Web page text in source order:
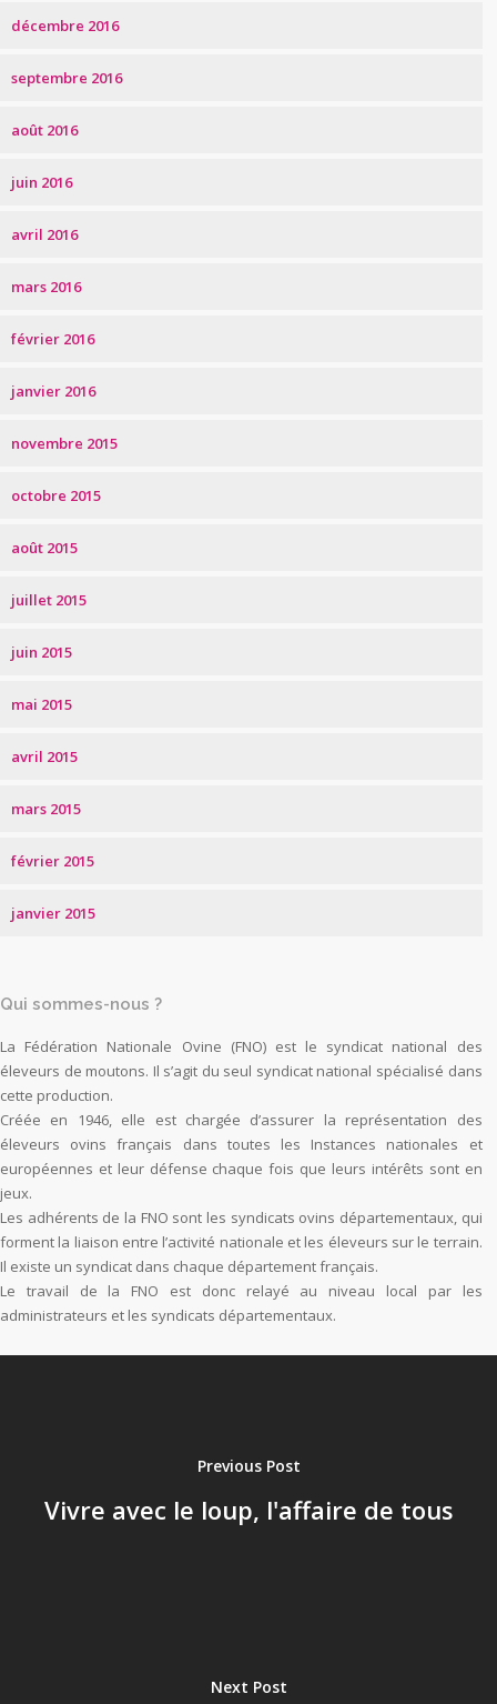
décembre 2016
septembre 2016
août 2016
juin 2016
avril 2016
mars 2016
février 2016
janvier 2016
novembre 2015
octobre 2015
août 2015
juillet 2015
juin 2015
mai 2015
avril 2015
mars 2015
février 2015
janvier 2015
Qui sommes-nous ?
La Fédération Nationale Ovine (FNO) est le syndicat national des
éleveurs de moutons. Il s’agit du seul syndicat national spécialisé dans
cette production.
Créée en 1946, elle est chargée d’assurer la représentation des
éleveurs ovins français dans toutes les Instances nationales et
européennes et leur défense chaque fois que leurs intérêts sont en
jeux.
Les adhérents de la FNO sont les syndicats ovins départementaux, qui
forment la liaison entre l’activité nationale et les éleveurs sur le terrain.
Il existe un syndicat dans chaque département français.
Le travail de la FNO est donc relayé au niveau local par les
administrateurs et les syndicats départementaux.
Previous Post
Vivre avec le loup, l'affaire de tous
Next Post